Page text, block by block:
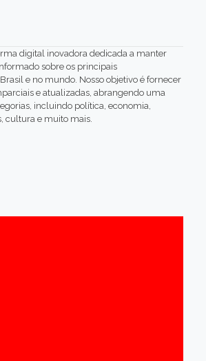
digital inovadora dedicada a manter
sobre os principais
e no mundo. Nosso objetivo é fornecer
e atualizadas, abrangendo uma
incluindo política, economia,
cultura e muito mais.